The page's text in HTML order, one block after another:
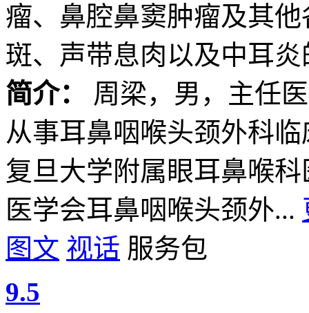
瘤、鼻腔鼻窦肿瘤及其
斑、声带息肉以及中耳
简介：
周梁，男，主任
从事耳鼻咽喉头颈外科
复旦大学附属眼耳鼻喉
医学会耳鼻咽喉头颈外...
图文 视话 服务包
9.5